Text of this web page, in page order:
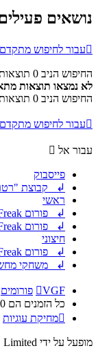
נושאים פעילים
עבור לחיפוש מתקדם
החיפוש הניב 0 תוצאות • דף
לא נמצאו תוצאות
החיפוש הניב 0 תוצאות • דף
עבור לחיפוש מתקדם
עבור אל
פייסבוק
↲ קבוצת
ראשי
↲ פורום VGFreak - כללי
↲ פורום VGFreak - טכני
חיצוני
↲ פורום VGFreak - ישן
↲ משחקי
VGF
פורומים
כל הזמנים הם
מחיקת עוגיות
מופעל על ידי Limited